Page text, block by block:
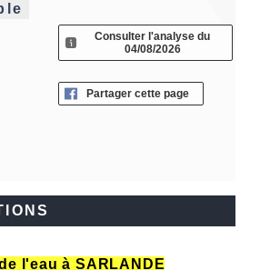
Consulter l'analyse du
04/08/2026
Partager cette page
l'eau à SARLANDE